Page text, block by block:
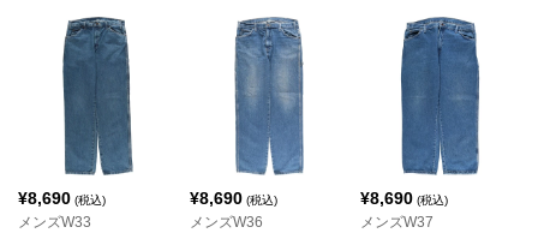
¥8,690 (税込)
メンズW33
¥8,690(税込)
メンズW36
¥8,690 (税込)
メンズW37